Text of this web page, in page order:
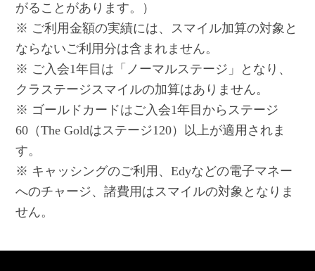
がることがあります。）
※ ご利用金額の実績には、スマイル加算の対象と
ならないご利用分は含まれません。
※ ご入会1年目は「ノーマルステージ」となり、
クラステージスマイルの加算はありません。
※ ゴールドカードはご入会1年目からステージ
60（The Goldはステージ120）以上が適用されま
す。
※ キャッシングのご利用、Edyなどの電子マネー
へのチャージ、諸費用はスマイルの対象となりま
せん。